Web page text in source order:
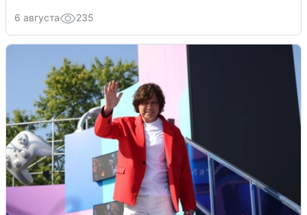
6 августа 235